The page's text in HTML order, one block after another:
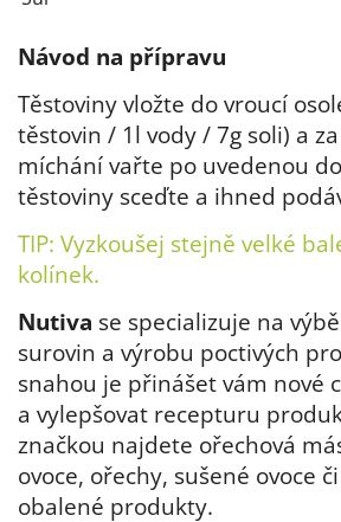
Návod na přípravu
Těstoviny vložte do vroucí
těstovin / 1l vody / 7g soli) a
míchání vařte po uvedenou
těstoviny sceďte a ihned
TIP: Vyzkoušej stejně velké
kolínek.
Nutiva se specializuje na
surovin a výrobu poctivých
snahou je přinášet vám nové
a vylepšovat recepturu
značkou najdete ořechová
ovoce, ořechy, sušené ovoce
obalené produkty.